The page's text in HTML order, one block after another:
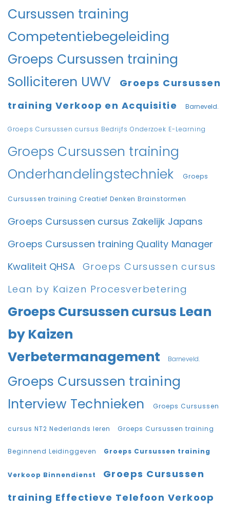
Cursussen training
Competentiebegeleiding
Groeps Cursussen training
Solliciteren UWV
Groeps Cursussen
training Verkoop en Acquisitie
Barneveld.
Groeps Cursussen cursus Bedrijfs Onderzoek E-Learning
Groeps Cursussen training
Onderhandelingstechniek
Groeps
Cursussen training Creatief Denken Brainstormen
Groeps Cursussen cursus Zakelijk Japans
Groeps Cursussen training Quality Manager
Kwaliteit QHSA Groeps Cursussen cursus
Lean by Kaizen Procesverbetering
Groeps Cursussen cursus Lean
by Kaizen
Verbetermanagement
Barneveld.
Groeps Cursussen training
Interview Technieken
Groeps Cursussen
cursus NT2 Nederlands leren Groeps Cursussen training
Beginnend Leidinggeven Groeps Cursussen training
Verkoop Binnendienst
Groeps Cursussen
training Effectieve Telefoon Verkoop